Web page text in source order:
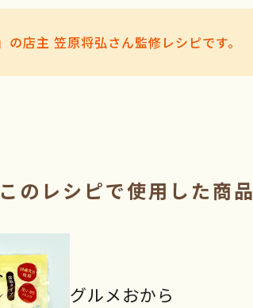
の店主 笠原将弘さん監修レシピです。
このレシピで使用した商品
グルメおから